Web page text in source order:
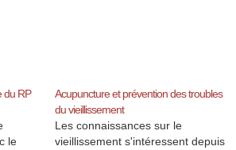
du RP
le
Acupuncture et prévention des troubles
du vieillissement
Les connaissances sur le
vieillissement s'intéressent depuis